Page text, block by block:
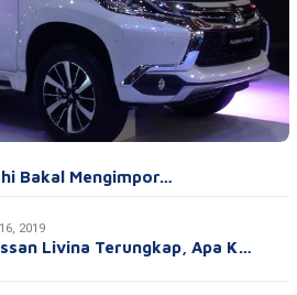
Bakal Mengimpor…
2019
Livina Terungkap, Apa K…